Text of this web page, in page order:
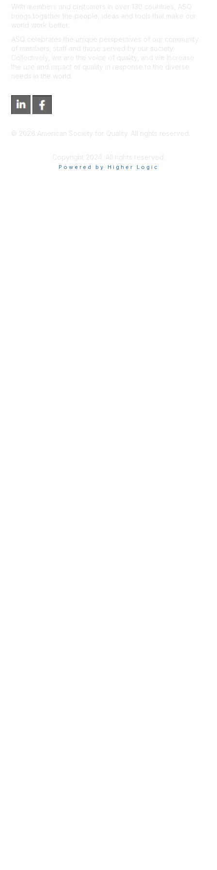
With members and customers in over 130 countries, ASQ
brings together the people, ideas and tools that make our
world work better.
ASQ celebrates the unique perspectives of our community
of members, staff and those served by our society.
Collectively, we are the voice of quality, and we increase
the use and impact of quality in response to the diverse
needs in the world.
© 2026 American Society for Quality. All rights reserved.
Copyright 2024. All rights reserved.
Powered by Higher Logic